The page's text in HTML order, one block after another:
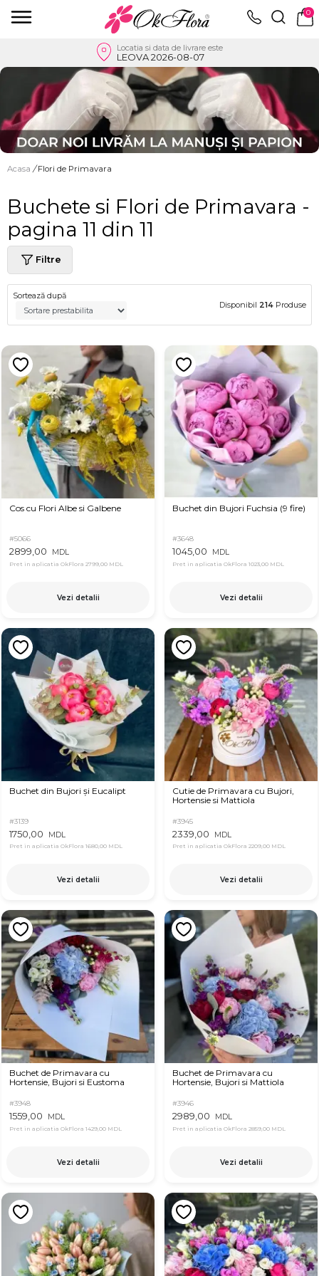
0
Locatia si data de livrare este
LEOVA 2026-08-07
Acasa / Flori de Primavara
Buchete si Flori de Primavara -
pagina 11 din 11
Filtre
Sortează după
Disponibil 214 Produse
Cos cu Flori Albe si Galbene
#5066
2899,00 MDL
Pret in aplicatia OkFlora 2799,00 MDL
Vezi detalii
Buchet din Bujori Fuchsia (9 fire)
#3648
1045,00 MDL
Pret in aplicatia OkFlora 1023,00 MDL
Vezi detalii
Buchet din Bujori și Eucalipt
#3139
1750,00 MDL
Pret in aplicatia OkFlora 1680,00 MDL
Vezi detalii
Cutie de Primavara cu Bujori,
Hortensie si Mattiola
#3945
2339,00 MDL
Pret in aplicatia OkFlora 2209,00 MDL
Vezi detalii
Buchet de Primavara cu
Hortensie, Bujori si Eustoma
#3948
1559,00 MDL
Pret in aplicatia OkFlora 1429,00 MDL
Vezi detalii
Buchet de Primavara cu
Hortensie, Bujori si Mattiola
#3946
2989,00 MDL
Pret in aplicatia OkFlora 2859,00 MDL
Vezi detalii